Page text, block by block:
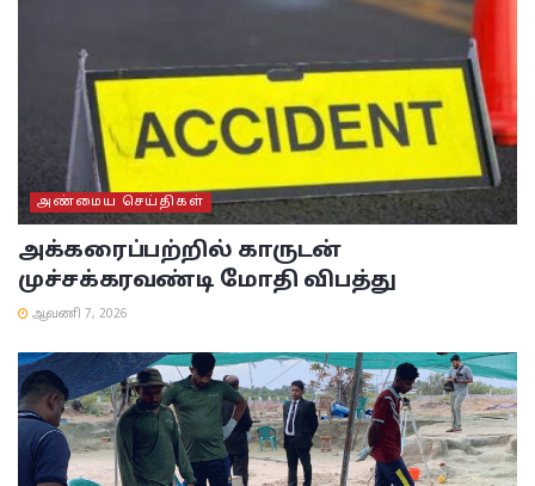
அண்மைய செய்திகள்
அக்கரைப்பற்றில் காருடன்
முச்சக்கரவண்டி மோதி விபத்து
ஆவணி 7, 2026